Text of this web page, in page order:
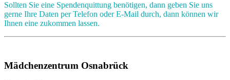
Sollten Sie eine Spendenquittung benötigen, dann geben Sie uns
gerne Ihre Daten per Telefon oder E-Mail durch, dann können wir
Ihnen eine zukommen lassen.
Mädchenzentrum Osnabrück